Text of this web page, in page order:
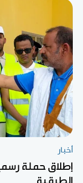
أخبار
إطلاق حملة
الطرقية